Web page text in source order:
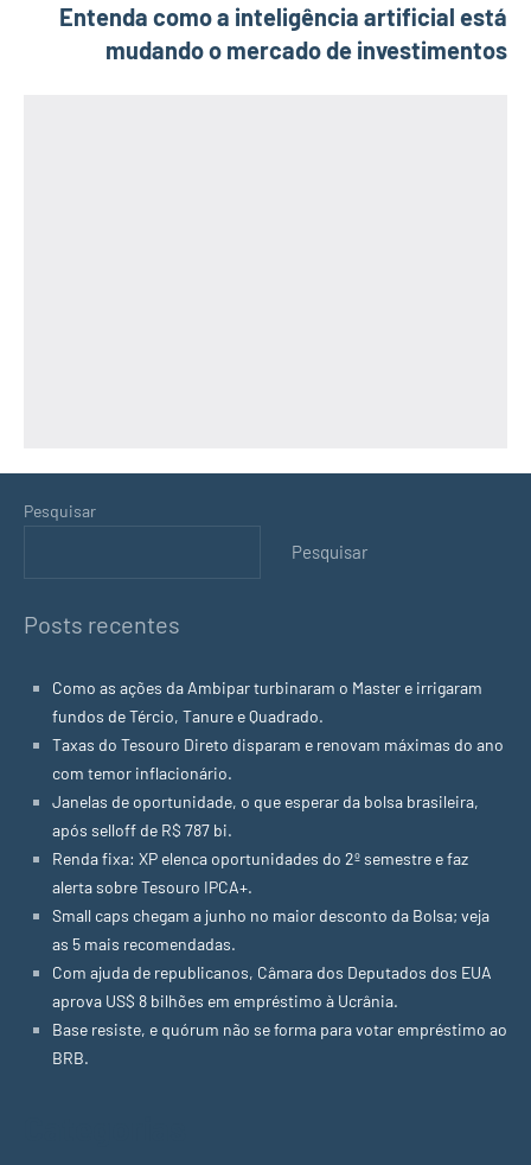
Entenda como a inteligência artificial está
mudando o mercado de investimentos
Pesquisar
Pesquisar
Posts recentes
Como as ações da Ambipar turbinaram o Master e irrigaram
fundos de Tércio, Tanure e Quadrado.
Taxas do Tesouro Direto disparam e renovam máximas do ano
com temor inflacionário.
Janelas de oportunidade, o que esperar da bolsa brasileira,
após selloff de R$ 787 bi.
Renda fixa: XP elenca oportunidades do 2º semestre e faz
alerta sobre Tesouro IPCA+.
Small caps chegam a junho no maior desconto da Bolsa; veja
as 5 mais recomendadas.
Com ajuda de republicanos, Câmara dos Deputados dos EUA
aprova US$ 8 bilhões em empréstimo à Ucrânia.
Base resiste, e quórum não se forma para votar empréstimo ao
BRB.